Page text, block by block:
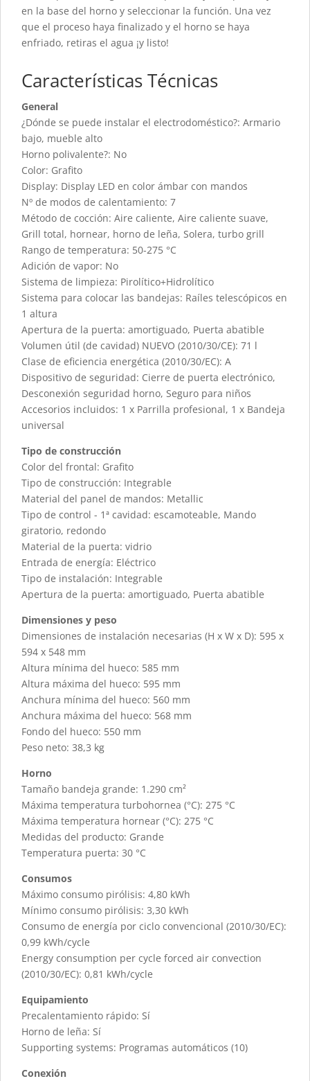
en la base del horno y seleccionar la función. Una vez
que el proceso haya finalizado y el horno se haya
enfriado, retiras el agua ¡y listo!
Características Técnicas
General
¿Dónde se puede instalar el electrodoméstico?: Armario
bajo, mueble alto
Horno polivalente?: No
Color: Grafito
Display: Display LED en color ámbar con mandos
Nº de modos de calentamiento: 7
Método de cocción: Aire caliente, Aire caliente suave,
Grill total, hornear, horno de leña, Solera, turbo grill
Rango de temperatura: 50-275 °C
Adición de vapor: No
Sistema de limpieza: Pirolítico+Hidrolítico
Sistema para colocar las bandejas: Raíles telescópicos en
1 altura
Apertura de la puerta: amortiguado, Puerta abatible
Volumen útil (de cavidad) NUEVO (2010/30/CE): 71 l
Clase de eficiencia energética (2010/30/EC): A
Dispositivo de seguridad: Cierre de puerta electrónico,
Desconexión seguridad horno, Seguro para niños
Accesorios incluidos: 1 x Parrilla profesional, 1 x Bandeja
universal
Tipo de construcción
Color del frontal: Grafito
Tipo de construcción: Integrable
Material del panel de mandos: Metallic
Tipo de control - 1ª cavidad: escamoteable, Mando
giratorio, redondo
Material de la puerta: vidrio
Entrada de energía: Eléctrico
Tipo de instalación: Integrable
Apertura de la puerta: amortiguado, Puerta abatible
Dimensiones y peso
Dimensiones de instalación necesarias (H x W x D): 595 x
594 x 548 mm
Altura mínima del hueco: 585 mm
Altura máxima del hueco: 595 mm
Anchura mínima del hueco: 560 mm
Anchura máxima del hueco: 568 mm
Fondo del hueco: 550 mm
Peso neto: 38,3 kg
Horno
Tamaño bandeja grande: 1.290 cm²
Máxima temperatura turbohornea (°C): 275 °C
Máxima temperatura hornear (°C): 275 °C
Medidas del producto: Grande
Temperatura puerta: 30 °C
Consumos
Máximo consumo pirólisis: 4,80 kWh
Mínimo consumo pirólisis: 3,30 kWh
Consumo de energía por ciclo convencional (2010/30/EC):
0,99 kWh/cycle
Energy consumption per cycle forced air convection
(2010/30/EC): 0,81 kWh/cycle
Equipamiento
Precalentamiento rápido: Sí
Horno de leña: Sí
Supporting systems: Programas automáticos (10)
Conexión